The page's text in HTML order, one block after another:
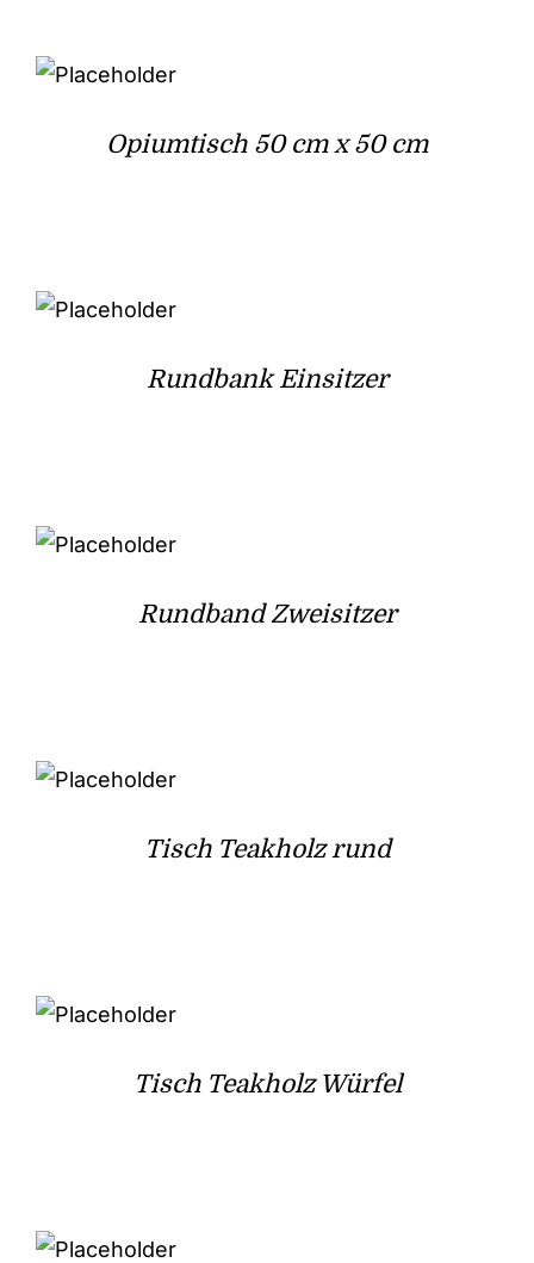
Opiumtisch 50 cm x 50 cm
Rundbank Einsitzer
Rundband Zweisitzer
Tisch Teakholz rund
Tisch Teakholz Würfel